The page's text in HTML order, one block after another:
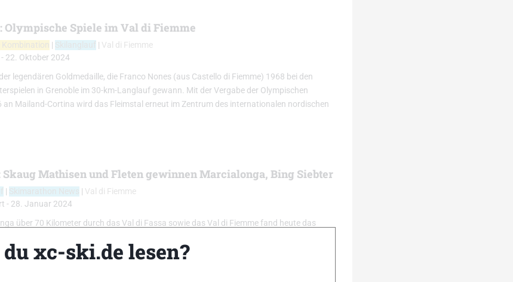
Olympische Spiele im Val di Fiemme
| | Val di Fiemme
- 22. Oktober 2024
legendären Goldmedaille, die Franco Nones (aus Castello di Fiemme) 1968 bei den
in Grenoble im 30-km-Langlauf gewann. Mit der Vergabe der Olympischen
an Mailand-Cortina wird das Fleimstal erneut im Zentrum des internationalen nordischen
Skaug Mathisen und Fleten gewinnen Marcialonga, Bing Siebter
Val di Fiemme
- 28. Januar 2024
über 70 Kilometer durch das Val di Fassa sowie das Val di Fiemme fand heute das
xc-ski.de lesen?